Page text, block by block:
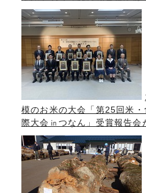
模のお米の大会「第25回米
際大会㏌つなん」受賞報告会